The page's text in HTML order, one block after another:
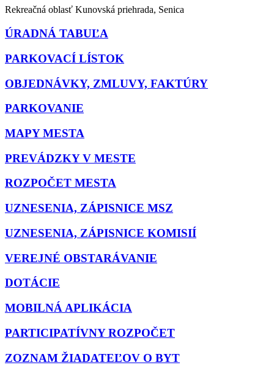
Rekreačná oblasť Kunovská priehrada, Senica
ÚRADNÁ TABUĽA
PARKOVACÍ LÍSTOK
OBJEDNÁVKY, ZMLUVY, FAKTÚRY
PARKOVANIE
MAPY MESTA
PREVÁDZKY V MESTE
ROZPOČET MESTA
UZNESENIA, ZÁPISNICE MSZ
UZNESENIA, ZÁPISNICE KOMISIÍ
VEREJNÉ OBSTARÁVANIE
DOTÁCIE
MOBILNÁ APLIKÁCIA
PARTICIPATÍVNY ROZPOČET
ZOZNAM ŽIADATEĽOV O BYT